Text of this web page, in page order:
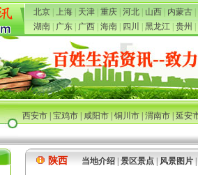
北京 上海 天津 重庆 河北 山西 内蒙古
湖南
广东 广西 海南 四川 黑龙江 贵州
西安市|宝鸡市|咸阳市|铜川市|渭南市|延安
陕西 当地介绍 景区景点 风景图片